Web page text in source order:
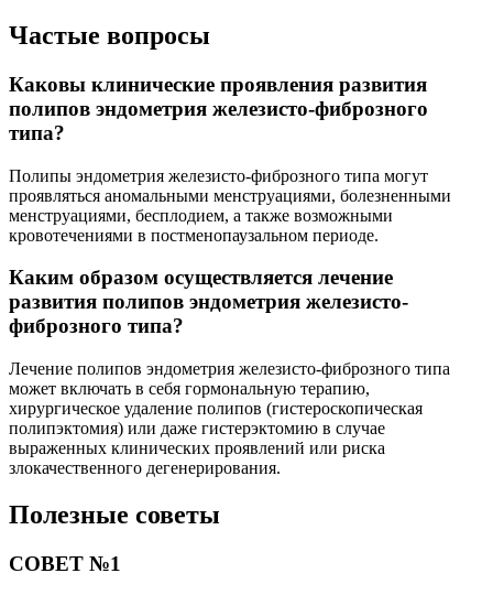
Частые вопросы
Каковы клинические проявления развития
полипов эндометрия железисто-фиброзного
типа?
Полипы эндометрия железисто-фиброзного типа могут
проявляться аномальными менструациями, болезненными
менструациями, бесплодием, а также возможными
кровотечениями в постменопаузальном периоде.
Каким образом осуществляется лечение
развития полипов эндометрия железисто-
фиброзного типа?
Лечение полипов эндометрия железисто-фиброзного типа
может включать в себя гормональную терапию,
хирургическое удаление полипов (гистероскопическая
полипэктомия) или даже гистерэктомию в случае
выраженных клинических проявлений или риска
злокачественного дегенерирования.
Полезные советы
СОВЕТ №1